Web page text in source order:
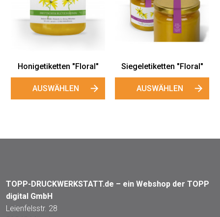
Honigetiketten "Floral"
AUSWÄHLEN
Siegeletiketten "Floral"
AUSWÄHLEN
TOPP-DRUCKWERKSTATT.de – ein Webshop der TOPP
digital GmbH
Leienfelsstr. 28